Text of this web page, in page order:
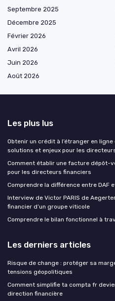
Septembre 2025
Décembre 2025
Février 2026
Avril 2026
Juin 2026
Août 2026
Les plus lus
Obtenir un crédit à l’étranger en
solutions et enjeux pour les
Comment établir une facture dépôt-
pour les directeurs financiers
Comprendre la différence entre DAF
Interview de Victor PARIS de
financier d’un groupe viticole
Comprendre le bilan fonctionnel à
Les derniers articles
Risque de change : protéger sa
tensions géopolitiques
Comment simplifie ta compta fr
direction financière